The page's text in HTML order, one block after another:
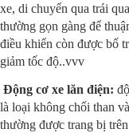
xe, di chuyển qua trái
thường gọn gàng để
điều khiển còn được bố
giảm tốc độ..vvv
Động cơ xe lăn điện:
là loại không chổi than
thường được trang bị